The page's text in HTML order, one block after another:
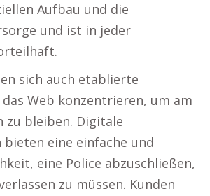
Aufbau und die
und ist in jeder
sich auch etablierte
Web konzentrieren, um am
zu bleiben. Digitale
bieten eine einfache und
eine Police abzuschließen,
zu müssen. Kunden